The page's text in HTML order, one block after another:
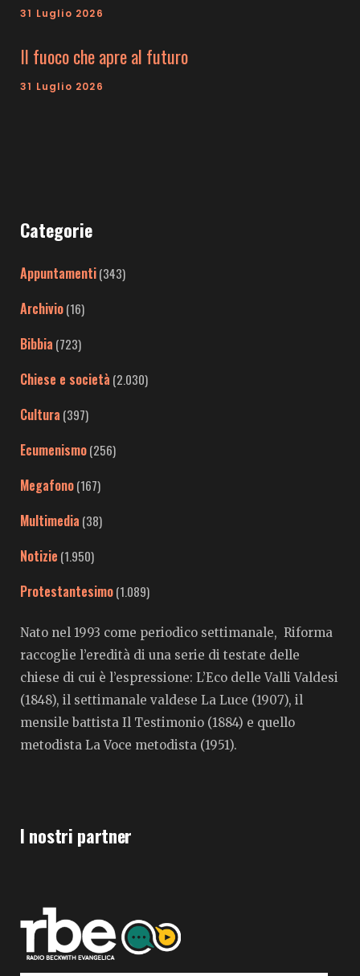
31 Luglio 2026
Il fuoco che apre al futuro
31 Luglio 2026
Categorie
Appuntamenti(343)
Archivio(16)
Bibbia (723)
Chiese e società (2.030)
Cultura (397)
Ecumenismo(256)
Megafono(167)
Multimedia (38)
Notizie (1.950)
Protestantesimo(1.089)
Nato nel 1993 come periodico settimanale, Riforma
raccoglie l’eredità di una serie di testate delle
chiese di cui è l’espressione: L’Eco delle Valli Valdesi
(1848), il settimanale valdese La Luce (1907), il
mensile battista Il Testimonio (1884) e quello
metodista La Voce metodista (1951).
I nostri partner